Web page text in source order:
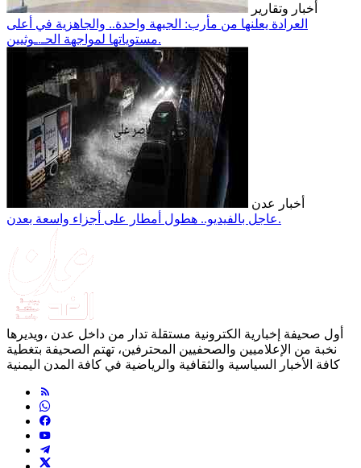
أخبار وتقارير
العرادة يعلنها من مأرب: الجبهة واحدة.. والجاهزية في أعلى
مستوياتها لمواجهة الحـ.ـوثيين.
أخبار عدن
عاجل بالفيديو.. هطول أمطار على أجزاء واسعة بعدن.
أول صحيفة إخبارية الكترونية مستقلة تدار من داخل عدن ،ويديرها
نخبة من الإعلاميين والصحفيين المحترفين، تهتم الصحيفة بتغطية
كافة الأخبار السياسية والثقافية والرياضية في كافة المدن اليمنية